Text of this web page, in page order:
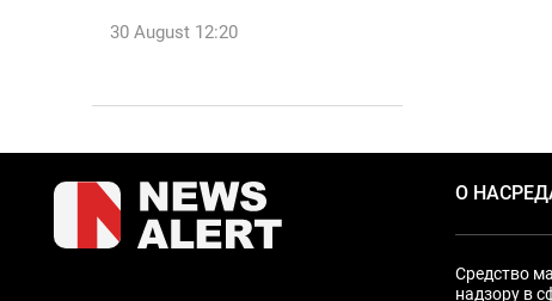
30 August 12:20
О НАС
Средство
надзору в